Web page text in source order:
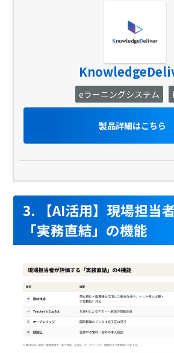
eラーニングシステム
製品詳細はこちら
3. 【AI活用】現場担当
「実務直結」の機能